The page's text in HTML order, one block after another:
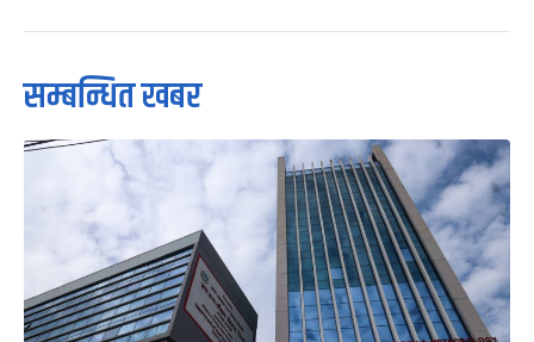
सम्बन्धित खबर